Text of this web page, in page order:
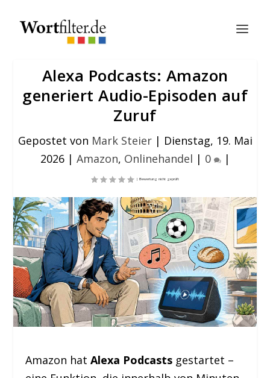
Alexa Podcasts: Amazon
generiert Audio-Episoden auf
Zuruf
Gepostet von Mark Steier| Dienstag, 19. Mai
2026| Amazon, Onlinehandel | 0 |
Amazon hatAlexa Podcasts gestartet –